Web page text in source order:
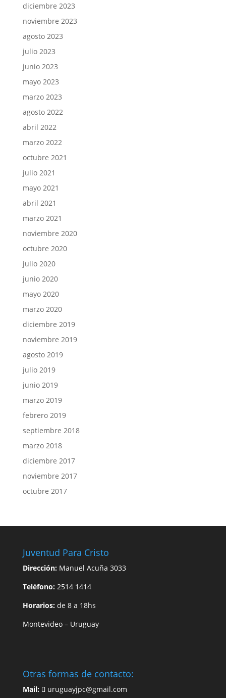
diciembre 2023
noviembre 2023
agosto 2023
julio 2023
junio 2023
mayo 2023
marzo 2023
agosto 2022
abril 2022
marzo 2022
octubre 2021
julio 2021
mayo 2021
abril 2021
marzo 2021
noviembre 2020
octubre 2020
julio 2020
junio 2020
mayo 2020
marzo 2020
diciembre 2019
noviembre 2019
agosto 2019
julio 2019
junio 2019
marzo 2019
febrero 2019
septiembre 2018
marzo 2018
diciembre 2017
noviembre 2017
octubre 2017
Juventud Para Cristo
Dirección: Manuel Acuña 3033
Teléfono:2514 1414
Horarios:de 8 a 18hs
Montevideo – Uruguay
Otras formas de contacto:
Mail: uruguayjpc@gmail.com